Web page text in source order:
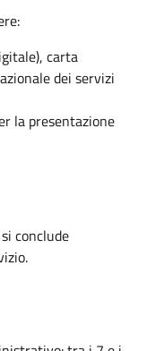
carta
dei servizi
la presentazione
conclude